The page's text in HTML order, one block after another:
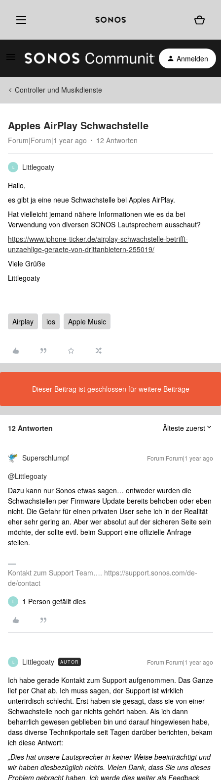
Anmelden
Controller und Musikdienste
Apples AirPlay Schwachstelle
Forum|Forum|1 year ago 12 Antworten
L
Littlegoaty
Hallo,
es gibt ja eine neue Schwachstelle bei Apples AirPlay.
Hat vielleicht jemand nähere Informationen wie es da bei
Verwendung von diversen SONOS Lautsprechern ausschaut?
https://www.iphone-ticker.de/airplay-schwachstelle-betrifft-
unzaehlige-geraete-von-drittanbietern-255019/
Viele Grüße
Littlegoaty
Airplay ios Apple Music
Dieser Beitrag ist geschlossen für weitere Beiträge
12 Antworten Älteste zuerst
Superschlumpf Forum|Forum|1 year ago
@Littlegoaty
Dazu kann nur Sonos etwas sagen… entweder wurden die
Schwachstellen per Firmware Update bereits behoben oder eben
nicht. Die Gefahr für einen privaten User sehe ich in der Realität
eher sehr gering an. Aber wer absolut auf der sicheren Seite sein
möchte, der sollte evtl. beim Support eine offizielle Anfrage
stellen.
Kontakt zum Support Team…. https://support.sonos.com/de-
de/contact
L 1 Person gefällt dies
L Littlegoaty AUTOR Forum|Forum|1 year ago
Ich habe gerade Kontakt zum Support aufgenommen. Das Ganze
lief per Chat ab. Ich muss sagen, der Support ist wirklich
unterirdisch schlecht. Erst haben sie gesagt, dass sie von einer
Schwachstelle noch gar nichts gehört haben. Als ich dann
beharrlich gewesen geblieben bin und darauf hingewiesen habe,
dass diverse Technikportale seit Tagen darüber berichten, bekam
ich diese Antwort:
„Dies hat unsere Lautsprecher in keiner Weise beeinträchtigt und
wir haben diesbezüglich nichts. Vielen Dank, dass Sie uns dieses
Problem gebracht haben. Ich werde dies weiter als Feedback